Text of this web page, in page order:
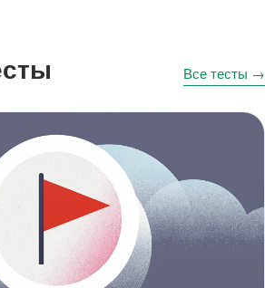
Все тесты →